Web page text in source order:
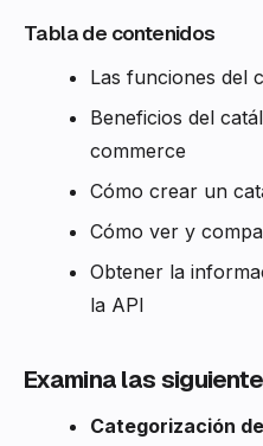
Tabla de contenidos
Las funciones del
Beneficios del
commerce
Cómo crear un
Cómo ver y
Obtener la
la API
Examina las
Categorización